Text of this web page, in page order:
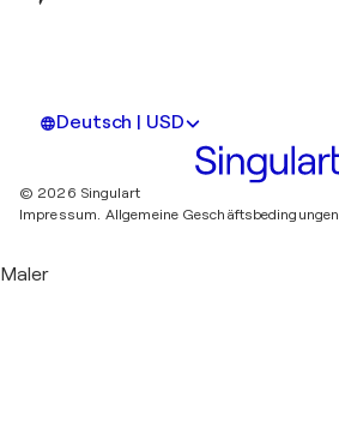
Deutsch | USD
© 2026 Singulart
Impressum. Allgemeine Geschäftsbedingungen
Maler